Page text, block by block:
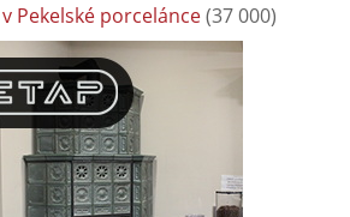
Pekelské porcelánce(37 000)